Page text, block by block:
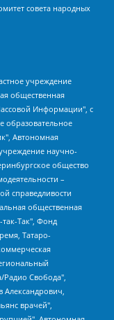
совета народных
Кашин Олег Владимирович, Петров Николай Владимирович, Пивоваров Алексей Владимирович, Соколов Михаил Владимирович, Цветкова Юлия Владимировна, Чичваркин Евгений Александрович, Комитет против пыток/Команда против пыток, Общество с ограниченной ответственностью "Первый научный", Общество с ограниченной ответственностью "Вертолет и ко", Белоцерковская Вероника Борисовна, Кац Максим Евгеньевич, Лазарева Татьяна Юрьевна, Шаведдинов Руслан Табризович, Яшин Илья Валерьевич, Общество с ограниченной ответственностью "Иноагент ААВ", Алешковский Дмитрий Петрович, Альбац Евгения Марковна, Быков Дмитрий Львович, Галямина Юлия Евгеньевна, Лойко Сергей Леонидович, Мартынов Кирилл Константинович, Медведев Сергей Александрович, Крашенинников Федор Геннадиевич, Гордеева Катерина Вл